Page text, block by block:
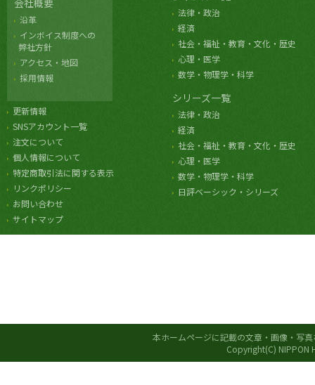
会社概要
沿革
インボイス制度への
弊社方針
アクセス・地図
採用情報
更新情報
SNSアカウント一覧
注文について
個人情報について
特定商取引法に関する表示
リンクポリシー
お問い合わせ
サイトマップ
法律・政治
経済
社会・福祉・教育・文化・歴史
心理・医学
数学・物理学・科学
シリーズ一覧
法律・政治
経済
社会・福祉・教育・文化・歴史
心理・医学
数学・物理学・科学
日評ベーシック・シリーズ
本ホームページに記載の文章・画像・写
Copyright(C) NIPPON